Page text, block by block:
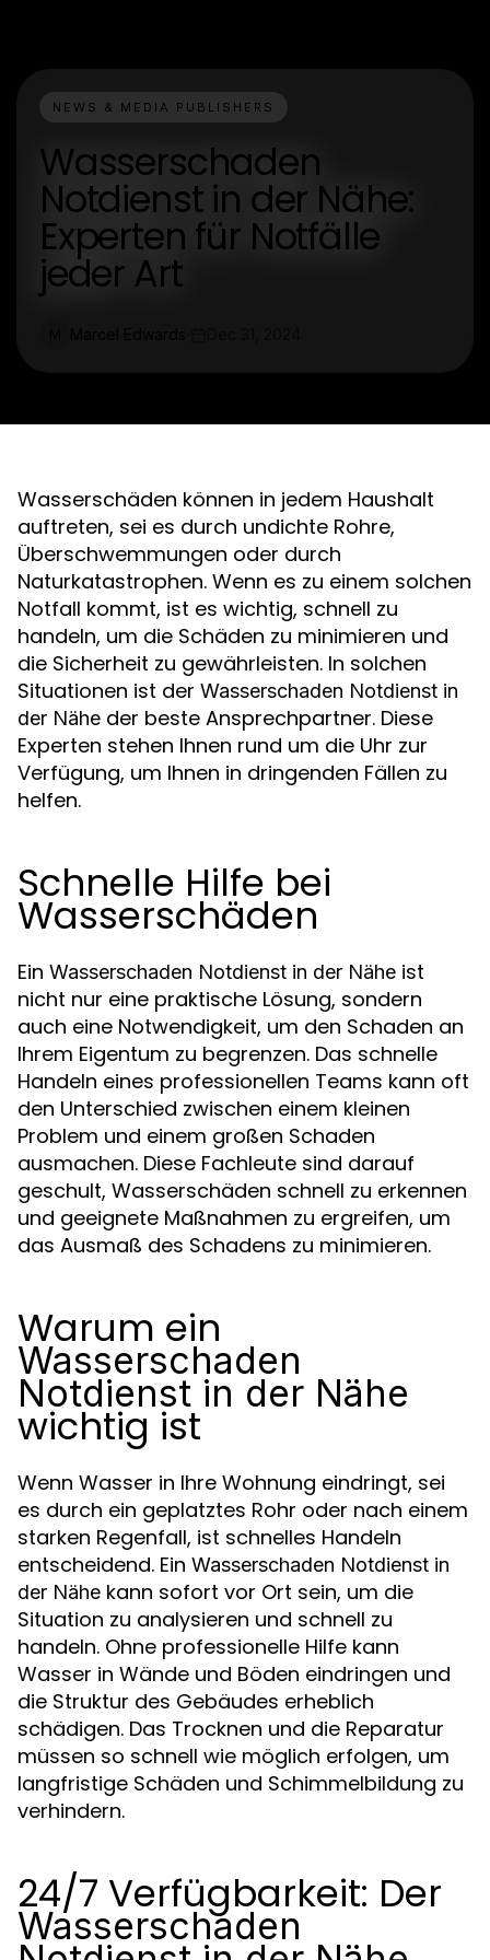
NEWS & MEDIA PUBLISHERS
Wasserschaden
Notdienst in der Nähe:
Experten für Notfälle
jeder Art
Wasserschäden können in jedem Haushalt
auftreten, sei es durch undichte Rohre,
Überschwemmungen oder durch
Naturkatastrophen. Wenn es zu einem solchen
Notfall kommt, ist es wichtig, schnell zu
handeln, um die Schäden zu minimieren und
die Sicherheit zu gewährleisten. In solchen
Situationen ist der Wasserschaden Notdienst in
der Nähe der beste Ansprechpartner. Diese
Experten stehen Ihnen rund um die Uhr zur
Verfügung, um Ihnen in dringenden Fällen zu
helfen.
Schnelle Hilfe bei
Wasserschäden
Ein Wasserschaden Notdienst in der Nähe ist
nicht nur eine praktische Lösung, sondern
auch eine Notwendigkeit, um den Schaden an
Ihrem Eigentum zu begrenzen. Das schnelle
Handeln eines professionellen Teams kann oft
den Unterschied zwischen einem kleinen
Problem und einem großen Schaden
ausmachen. Diese Fachleute sind darauf
geschult, Wasserschäden schnell zu erkennen
und geeignete Maßnahmen zu ergreifen, um
das Ausmaß des Schadens zu minimieren.
Warum ein
Wasserschaden
Notdienst in der Nähe
wichtig ist
Wenn Wasser in Ihre Wohnung eindringt, sei
es durch ein geplatztes Rohr oder nach einem
starken Regenfall, ist schnelles Handeln
entscheidend. Ein Wasserschaden Notdienst in
der Nähe kann sofort vor Ort sein, um die
Situation zu analysieren und schnell zu
handeln. Ohne professionelle Hilfe kann
Wasser in Wände und Böden eindringen und
die Struktur des Gebäudes erheblich
schädigen. Das Trocknen und die Reparatur
müssen so schnell wie möglich erfolgen, um
langfristige Schäden und Schimmelbildung zu
verhindern.
24/7 Verfügbarkeit: Der
Wasserschaden